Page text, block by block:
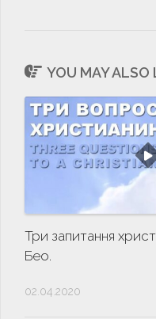
YOU MAY ALSO
Три запитання
Бео.
02.04.2020